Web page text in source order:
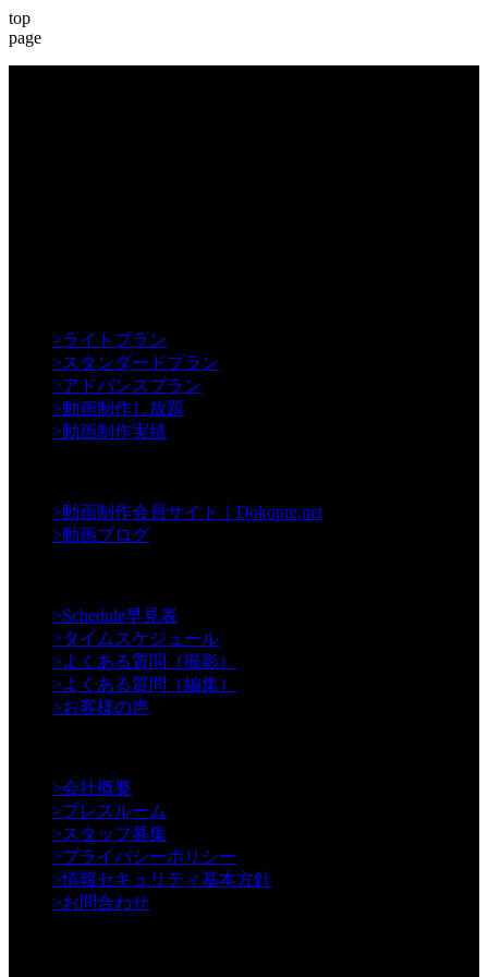
top
page
>ライトプラン
>スタンダードプラン
>アドバンスプラン
>動画制作し放題
>動画制作実績
>動画制作会員サイト｜Dokopre.net
>動画ブログ
>Schedule早見表
>タイムスケジュール
>よくある質問（撮影）
>よくある質問（編集）
>お客様の声
>会社概要
>プレスルーム
>スタッフ募集
>プライバシーポリシー
>情報セキュリティ基本方針
>お問合わせ